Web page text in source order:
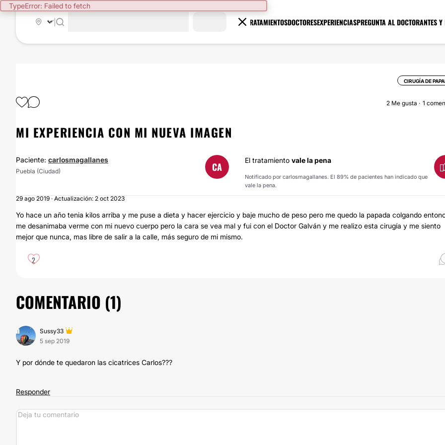
TypeError: Failed to fetch
TRATAMIENTOSDOCTORESEXPERIENCIASPREGUNTA AL DOCTORANTES Y
CIRUGÍA DE
2 Me gusta 1
MI EXPERIENCIA CON MI NUEVA IMAGEN
Paciente: carlosmagallanes
Puebla (Ciudad) CA El tratamiento vale la pena
Notificado por carlosmagallanes. El 89% de pacientes han indicado que
vale la pena.
29 ago 2019 · Actualización: 2 oct 2023
Yo hace un año tenia kilos arriba y me puse a dieta y hacer ejercicio y baje mucho de peso pero me quedo la papada colgando
me desanimaba verme con mi nuevo cuerpo pero la cara se vea mal y fui con el Doctor Galván y me realizo esta cirugía y me siento
mejor que nunca, mas libre de salir a la calle, más seguro de mi mismo.
2
COMENTARIO (1)
Sussy33
5 sep 2019
Y por dónde te quedaron las cicatrices Carlos???
Responder